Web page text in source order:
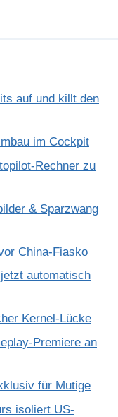
auf und killt den
im Cockpit
Rechner zu
& Sparzwang
China-Fiasko
automatisch
Kernel-Lücke
Premiere an
für Mutige
isoliert US-